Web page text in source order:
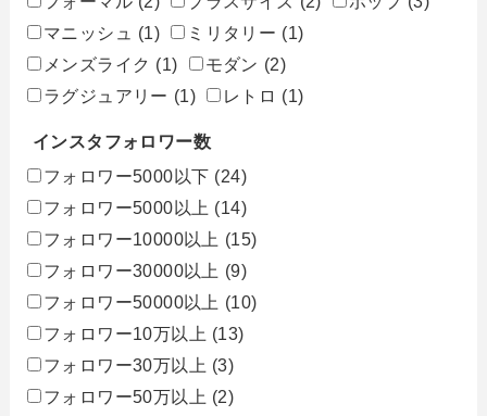
マニッシュ
(1) ミリタリー (1)
メンズライク (1) モダン (2)
ラグジュアリー (1) レトロ (1)
インスタフォロワー数
フォロワー5000以下 (24)
フォロワー5000以上 (14)
フォロワー10000以上 (15)
フォロワー30000以上 (9)
フォロワー50000以上 (10)
フォロワー10万以上 (13)
フォロワー30万以上 (3)
フォロワー50万以上 (2)